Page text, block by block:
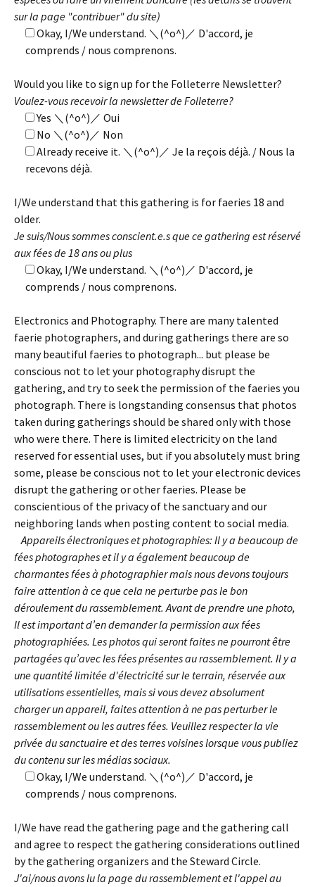
sur la page "contribuer" du site)
Okay, I/We understand. ＼(^o^)／ D'accord, je
comprends / nous comprenons.
Would you like to sign up for the Folleterre Newsletter?
Voulez-vous recevoir la newsletter de Folleterre?
Yes ＼(^o^)／ Oui
No ＼(^o^)／ Non
Already receive it. ＼(^o^)／ Je la reçois déjà. / Nous la
recevons déjà.
I/We understand that this gathering is for faeries 18 and
older.
Je suis/Nous sommes conscient.e.s que ce gathering est réservé
aux fées de 18 ans ou plus
Okay, I/We understand. ＼(^o^)／ D'accord, je
comprends / nous comprenons.
Electronics and Photography. There are many talented
faerie photographers, and during gatherings there are so
many beautiful faeries to photograph... but please be
conscious not to let your photography disrupt the
gathering, and try to seek the permission of the faeries you
photograph. There is longstanding consensus that photos
taken during gatherings should be shared only with those
who were there. There is limited electricity on the land
reserved for essential uses, but if you absolutely must bring
some, please be conscious not to let your electronic devices
disrupt the gathering or other faeries. Please be
conscientious of the privacy of the sanctuary and our
neighboring lands when posting content to social media.
Appareils électroniques et photographies: Il y a beaucoup de
fées photographes et il y a également beaucoup de
charmantes fées à photographier mais nous devons toujours
faire attention à ce que cela ne perturbe pas le bon
déroulement du rassemblement. Avant de prendre une photo,
Il est important d’en demander la permission aux fées
photographiées. Les photos qui seront faites ne pourront être
partagées qu’avec les fées présentes au rassemblement. Il y a
une quantité limitée d'électricité sur le terrain, réservée aux
utilisations essentielles, mais si vous devez absolument
charger un appareil, faites attention à ne pas perturber le
rassemblement ou les autres fées. Veuillez respecter la vie
privée du sanctuaire et des terres voisines lorsque vous publiez
du contenu sur les médias sociaux.
Okay, I/We understand. ＼(^o^)／ D'accord, je
comprends / nous comprenons.
I/We have read the gathering page and the gathering call
and agree to respect the gathering considerations outlined
by the gathering organizers and the Steward Circle.
J'ai/nous avons lu la page du rassemblement et l'appel au